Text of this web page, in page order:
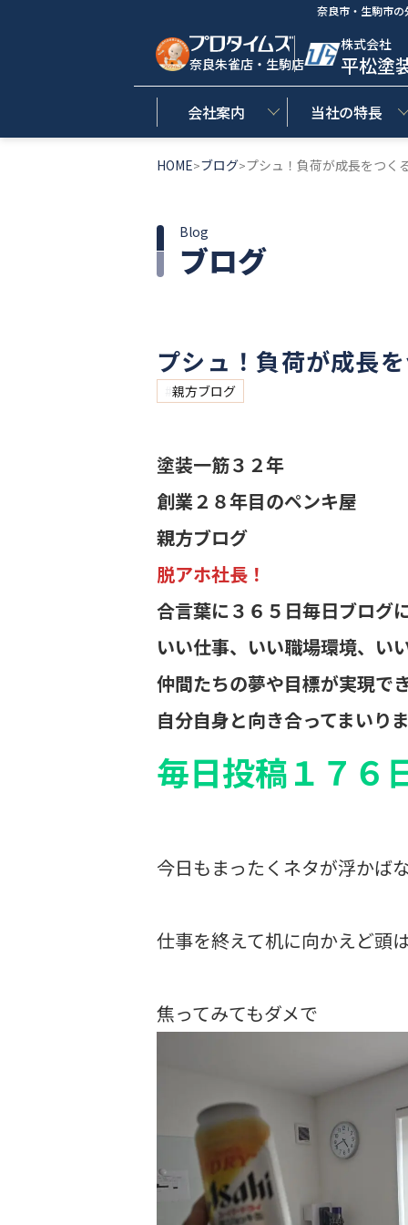
奈良市・生駒市
奈良朱雀店・生駒店
株式会社
平松塗
会社案内 当社の特長
HOME>ブログ>プシュ！負荷が成長をつく
ブログ
Blog
プシュ！負荷が成長
親方ブログ
塗装一筋３２年
創業２８年目のペンキ屋
親方ブログ
脱アホ社長！
合言葉に３６５日毎日ブログ
いい仕事、いい職場環境、い
仲間たちの夢や目標が実現で
自分自身と向き合ってまいり
毎日投稿１７６
今日もまったくネタが浮かば
仕事を終えて机に向かえど頭
焦ってみてもダメで